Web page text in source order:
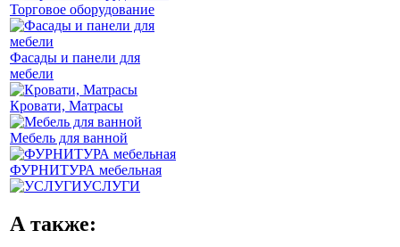
Торговое оборудование
Фасады и панели для
мебели
Кровати, Матрасы
Мебель для ванной
ФУРНИТУРА мебельная
УСЛУГИ
А также: